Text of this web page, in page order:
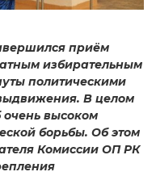
приём
избирательным
политическими
В целом
очень высоком
борьбы. Об этом
Комиссии ОП РК